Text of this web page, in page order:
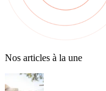
Nos articles à la une